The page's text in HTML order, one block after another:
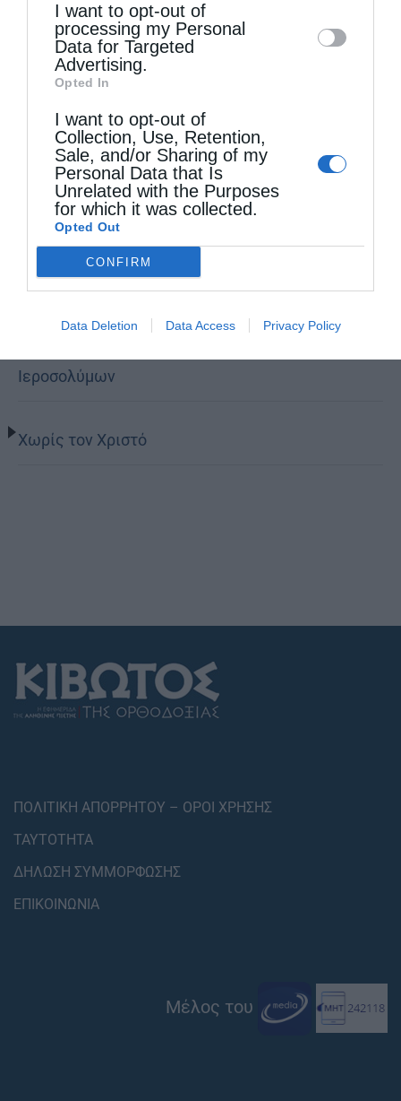
disclose it to other third parties.
I want to opt-out of
processing my Personal
Data for Targeted
Advertising.
Opted In
I want to opt-out of
Collection, Use, Retention,
Sale, and/or Sharing of my
Personal Data that Is
Unrelated with the Purposes
for which it was collected.
Opted Out
CONFIRM
Data Deletion Data Access Privacy Policy
Τελευταία άρθρα
Ο Νεαπόλεως στο Ιερό Παρεκκλήσι Αγίας
Παρασκευής Παλαιοκάστρου για το Μικρό
Παρακλητικό Κανόνα
Η Εορτή της Αγίας Άννης στα Ιεροσόλυμα
Περί λαιμαργίας
Ιεροσολύμων
Χωρίς τον Χριστό
ΠΟΛΙΤΙΚΗ ΑΠΟΡΡΗΤΟΥ – ΟΡΟΙ ΧΡΗΣΗΣ
ΤΑΥΤΟΤΗΤΑ
ΔΗΛΩΣΗ ΣΥΜΜΟΡΦΩΣΗΣ
ΕΠΙΚΟΙΝΩΝΙΑ
Μέλος του